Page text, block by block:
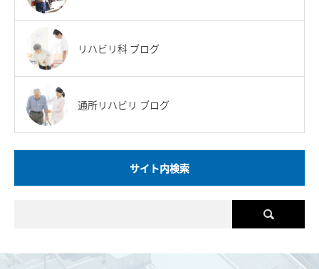
リハビリ科 ブログ
通所リハビリ ブログ
サイト内検索